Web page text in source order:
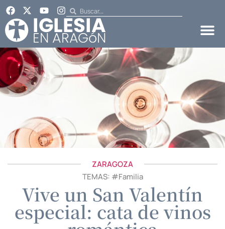
ZARAGOZA
TEMAS: #Familia
Vive un San Valentín
especial: cata de vinos